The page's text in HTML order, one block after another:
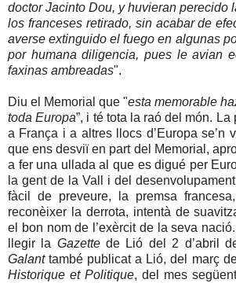
doctor Jacinto Dou, y huvieran perecido
los franceses retirado, sin acabar de
averse extinguido el fuego en algunas
por humana diligencia, pues le avian
faxinas ambreadas".
Diu el Memorial que "esta memorable
toda Europa”, i té tota la raó del món.
a França i a altres llocs d’Europa se’n
que ens desviï en part del Memorial,
a fer una ullada al que es digué per
la gent de la Vall i del
fàcil de preveure, la premsa
reconèixer la derrota, intentà de
el bon nom de l’exèrcit de la seva
llegir la Gazettede Lió del 2 d’abril
Galanttambé publicat a Lió, del març
Historique et Politique, del mes